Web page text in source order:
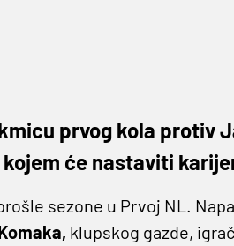
prvog kola protiv
će nastaviti
sezone u Prvoj NL.
klupskog gazde,